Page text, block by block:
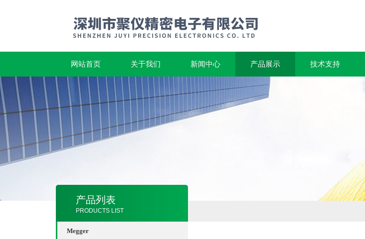
网站首页 关于我们 新闻中心 产品展示 技术支持
产品列表
PRODUCTS LIST
Megger